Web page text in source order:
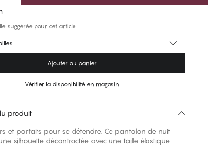
suggérée pour cet article
Ajouter au panier
Vérifier la disponibilité en magasin
produit
et parfaits pour se détendre. Ce pantalon de nuit
silhouette décontractée avec une taille élastique